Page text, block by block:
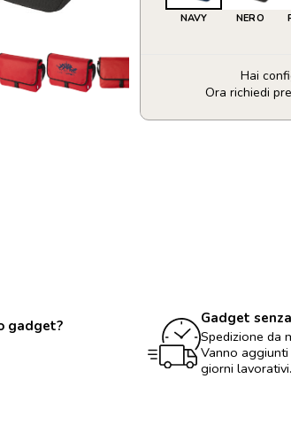
NAVY NERO
Hai
Ora richiedi
Borsa
gadget?
Gadget
Spedizione da
Vanno
giorni